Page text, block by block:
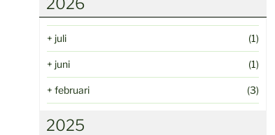
+ juli (1)
+ juni (1)
+ februari (3)
2025